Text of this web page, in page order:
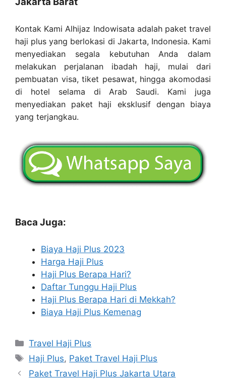
Kontak Kami Alhijaz Indowisata adalah paket travel
haji plus yang berlokasi di Jakarta, Indonesia. Kami
menyediakan segala kebutuhan Anda dalam
melakukan perjalanan ibadah haji, mulai dari
pembuatan visa, tiket pesawat, hingga akomodasi
di hotel selama di Arab Saudi. Kami juga
menyediakan paket haji eksklusif dengan biaya
yang terjangkau.
Baca Juga:
Biaya Haji Plus 2023
Harga Haji Plus
Haji Plus Berapa Hari?
Daftar Tunggu Haji Plus
Haji Plus Berapa Hari di Mekkah?
Biaya Haji Plus Kemenag
Categories
Travel Haji Plus
Tags
Haji Plus, Paket Travel Haji Plus
Paket Travel Haji Plus Jakarta Utara